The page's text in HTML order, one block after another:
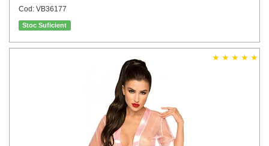
Cod: VB36177
Stoc Suficient